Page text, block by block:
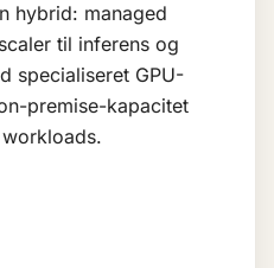
hybrid: managed
til inferens og
specialiseret GPU-
premise-kapacitet